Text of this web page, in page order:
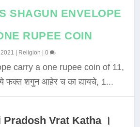
SHAGUN ENVELOPE
RUPEE COIN
2021 Religion |0
carry a one rupee coin of 11,
फक्त शगुन आहेर च का द्यायचे, 1...
Pradosh Vrat Katha ।